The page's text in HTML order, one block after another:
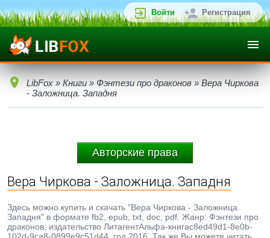
Войти Регистрация
LibFox » Книги » Фэнтези про драконов » Вера Чиркова
- Заложница. Западня
Авторские права
Вера Чиркова - Заложница. Западня
Здесь можно купить и скачать "Вера Чиркова - Заложница.
Западня" в формате fb2, epub, txt, doc, pdf. Жанр: Фэнтези про
драконов, издательство ЛитагентАльфа-книгаc8ed49d1-8e0b-